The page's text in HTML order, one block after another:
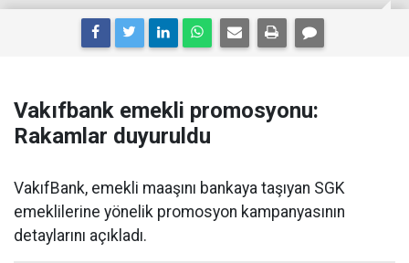
Vakıfbank emekli promosyonu:
Rakamlar duyuruldu
VakıfBank, emekli maaşını bankaya taşıyan SGK
emeklilerine yönelik promosyon kampanyasının
detaylarını açıkladı.